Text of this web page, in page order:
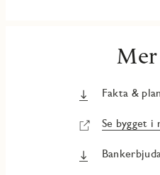
Fakta &
Se bygget i